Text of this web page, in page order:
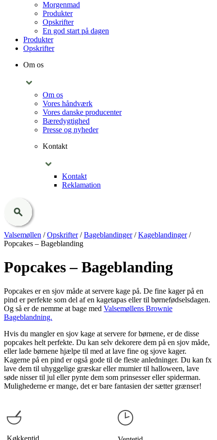
Morgenmad
Produkter
Opskrifter
En god start på dagen
Produkter
Opskrifter
Om os
Om os
Vores håndværk
Vores danske producenter
Bæredygtighed
Presse og nyheder
Kontakt
Kontakt
Reklamation
Valsemøllen /Opskrifter/Bageblandinger/Kageblandinger/
Popcakes – Bageblanding
Popcakes – Bageblanding
Popcakes er en sjov måde at servere kage på. De fine kager på en
pind er perfekte som del af en kagetapas eller til børnefødselsdagen.
Og så er de nemme at bage med Valsemøllens Brownie
Bageblandning.
Hvis du mangler en sjov kage at servere for børnene, er de disse
popcakes helt perfekte. Du kan selv dekorere dem på en sjov måde,
eller lade børnene hjælpe til med at lave fine og sjove kager.
Kagerne på en pind er også gode til de fleste anledninger. Du kan fx
lave dem til uhyggelige græskar eller mumier til halloween, lave
søde nisser til jul eller pynte dem som prinsesser eller spiderman.
Mulighederne er mange, det er bare fantasien der sætter grænser!
Køkkentid